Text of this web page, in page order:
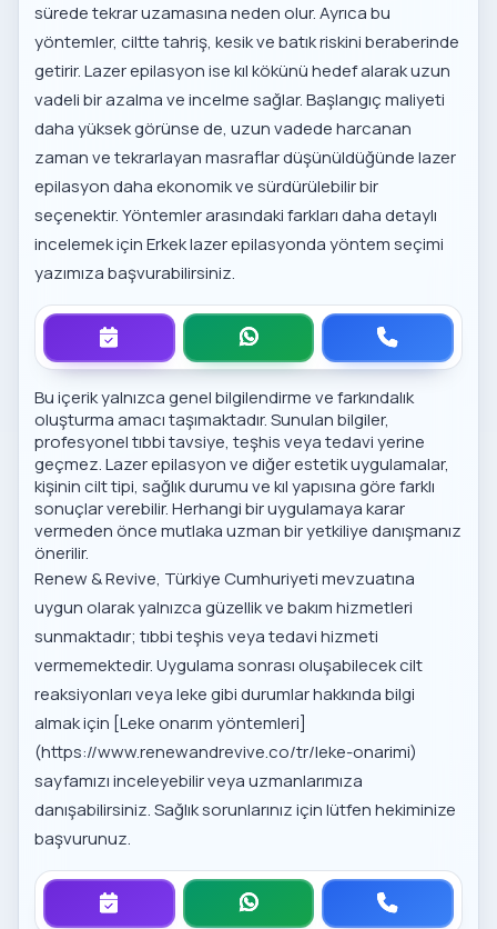
sürede tekrar uzamasına neden olur. Ayrıca bu
yöntemler, ciltte tahriş, kesik ve batık riskini beraberinde
getirir. Lazer epilasyon ise kıl kökünü hedef alarak uzun
vadeli bir azalma ve incelme sağlar. Başlangıç maliyeti
daha yüksek görünse de, uzun vadede harcanan
zaman ve tekrarlayan masraflar düşünüldüğünde lazer
epilasyon daha ekonomik ve sürdürülebilir bir
seçenektir. Yöntemler arasındaki farkları daha detaylı
incelemek içinErkek lazer epilasyonda yöntem seçimi
yazımıza başvurabilirsiniz.
Bu içerik yalnızca genel bilgilendirme ve farkındalık
oluşturma amacı taşımaktadır. Sunulan bilgiler,
profesyonel tıbbi tavsiye, teşhis veya tedavi yerine
geçmez. Lazer epilasyon ve diğer estetik uygulamalar,
kişinin cilt tipi, sağlık durumu ve kıl yapısına göre farklı
sonuçlar verebilir. Herhangi bir uygulamaya karar
vermeden önce mutlaka uzman bir yetkiliye danışmanız
önerilir.
Renew & Revive, Türkiye Cumhuriyeti mevzuatına
uygun olarak yalnızca güzellik ve bakım hizmetleri
sunmaktadır; tıbbi teşhis veya tedavi hizmeti
vermemektedir. Uygulama sonrası oluşabilecek cilt
reaksiyonları veya leke gibi durumlar hakkında bilgi
almak için [Leke onarım yöntemleri]
(https://www.renewandrevive.co/tr/leke-onarimi)
sayfamızı inceleyebilir veya uzmanlarımıza
danışabilirsiniz. Sağlık sorunlarınız için lütfen hekiminize
başvurunuz.